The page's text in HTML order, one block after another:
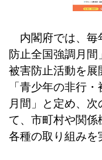
内閣府では、毎
防止全国強調月間
被害防止活動を
「青少年の非行
月間」と定め、
て、市町村や関係
各種の取り組みを